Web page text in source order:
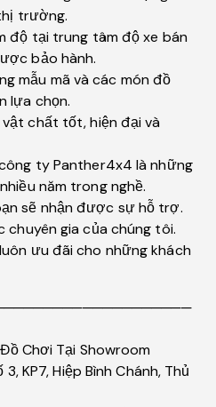
trường.
độ tại trung tâm độ xe bán
bảo hành.
mẫu mã và các món đồ
lựa chọn.
chất tốt, hiện đại và
ty Panther4x4 là những
năm trong nghề.
sẽ nhận được sự hỗ trợ.
gia của chúng tôi.
ưu đãi cho những khách
Chơi Tại Showroom
KP7, Hiệp Bình Chánh, Thủ